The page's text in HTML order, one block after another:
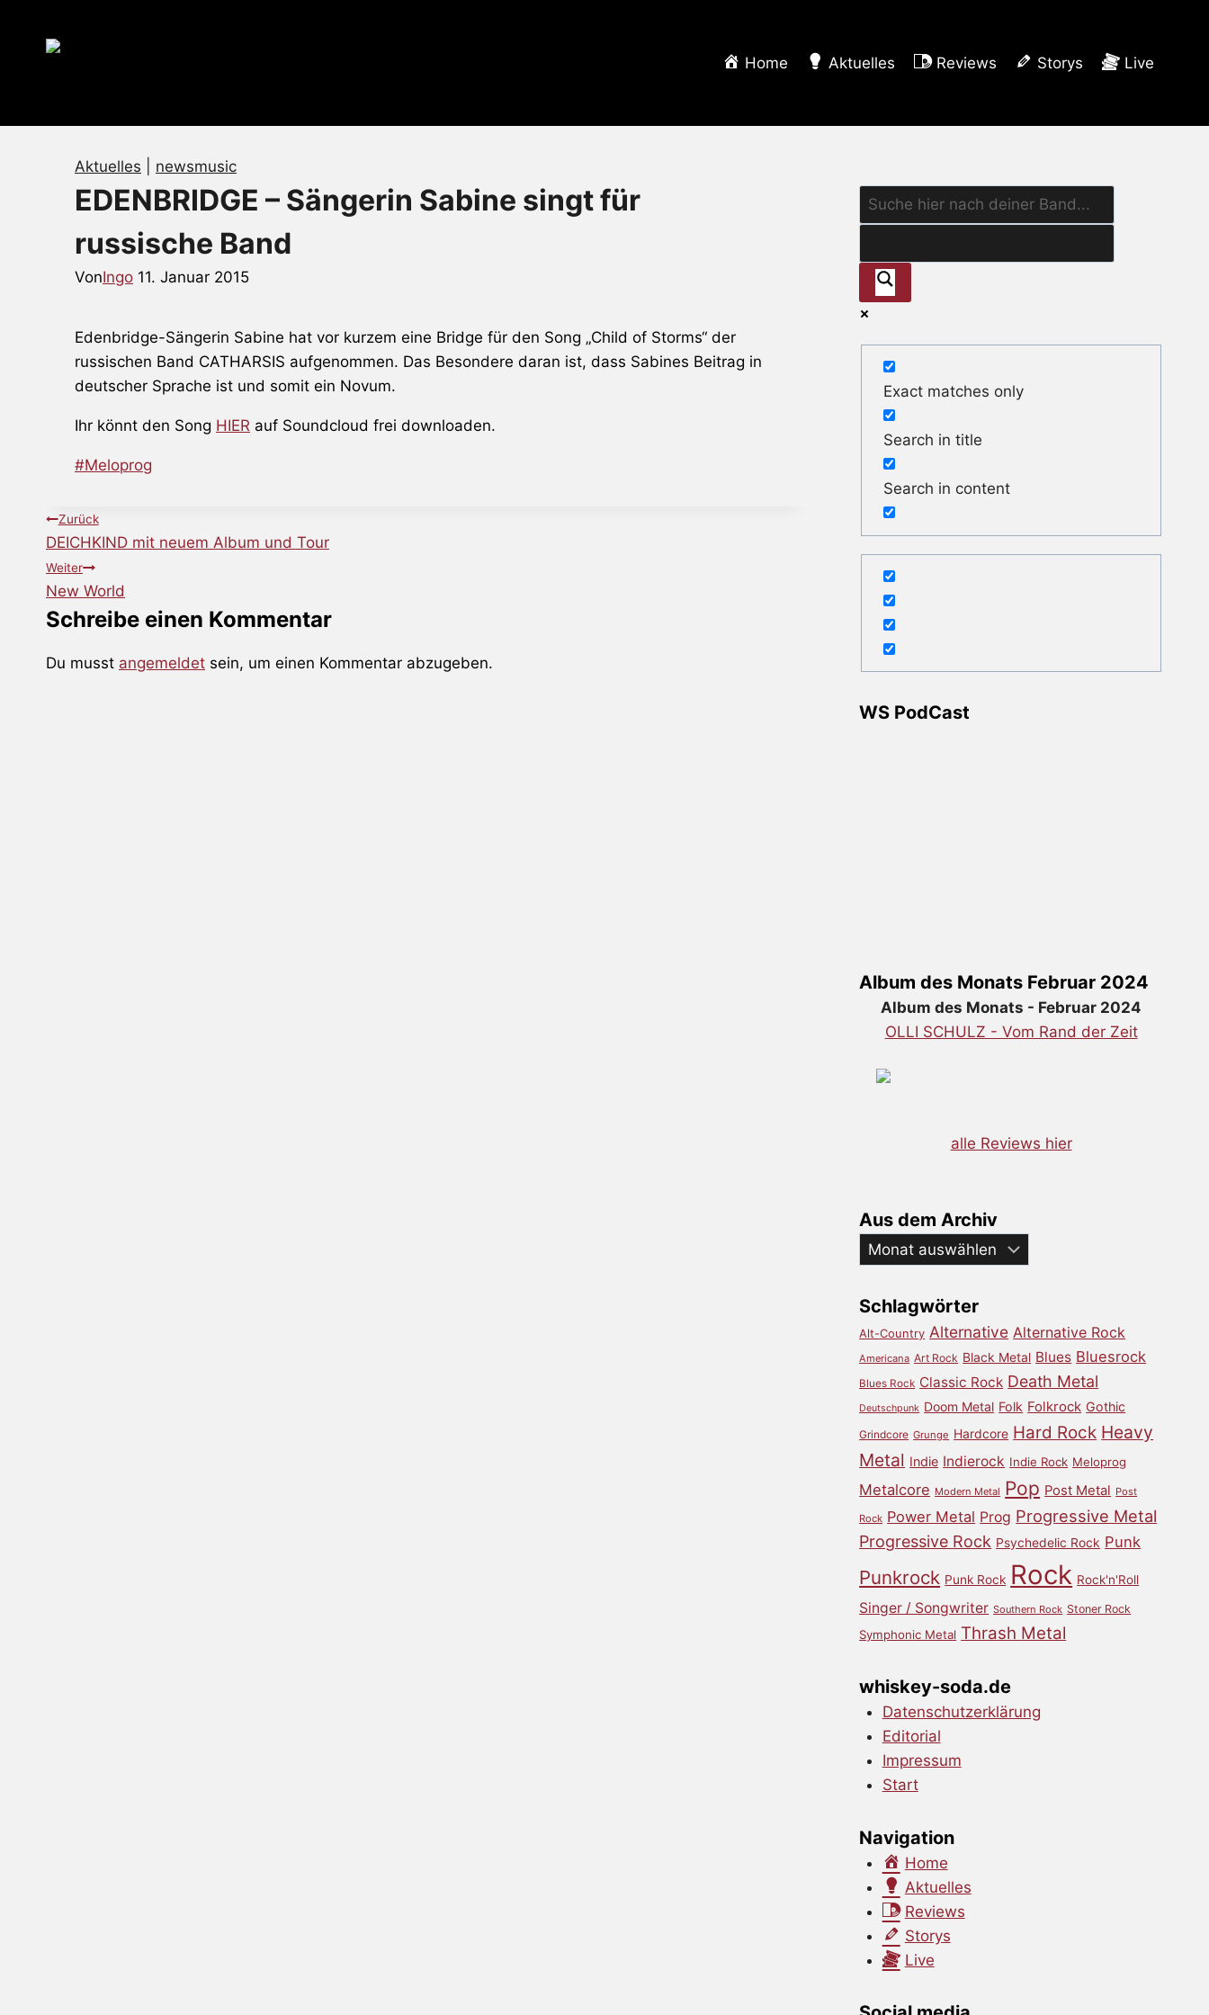
Home Aktuelles Reviews Storys Live
Aktuelles newsmusic
EDENBRIDGE – Sängerin Sabine singt für
russische Band
VonIngo 11. Januar 2015
Edenbridge-Sängerin Sabine hat vor kurzem eine Bridge für den Song „Child of Storms“ der
russischen Band CATHARSIS aufgenommen. Das Besondere daran ist, dass Sabines Beitrag in
deutscher Sprache ist und somit ein Novum.
Ihr könnt den Song HIER auf Soundcloud frei downloaden.
Schlagworte:
#Meloprog
Beitragsnavigation
Zurück
DEICHKIND mit neuem Album und Tour
Weiter
New World
Schreibe einen Kommentar
Du musst angemeldet sein, um einen Kommentar abzugeben.
Exact matches only
Search in title
Search in content
WS PodCast
Album des Monats Februar 2024
Album des Monats - Februar 2024
OLLI SCHULZ - Vom Rand der Zeit
alle Reviews hier
Aus dem Archiv
Aus
dem
Schlagwörter
Alt-Country Alternative Alternative Rock
Americana Art Rock Black Metal Blues Bluesrock
Blues Rock Classic Rock Death Metal
Deutschpunk Doom Metal Folk Folkrock Gothic
Grindcore Grunge Hardcore Hard Rock Heavy
Metal Indie Indierock Indie Rock Meloprog
Metalcore Modern Metal Pop Post Metal Post
Rock Power Metal Prog Progressive Metal
Progressive Rock Psychedelic Rock Punk
Punkrock Punk Rock Rock Rock'n'Roll
Singer / Songwriter Southern Rock Stoner Rock
Symphonic Metal Thrash Metal
whiskey-soda.de
Datenschutzerklärung
Editorial
Impressum
Start
Navigation
Home
Aktuelles
Reviews
Storys
Live